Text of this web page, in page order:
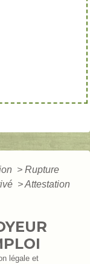
> Rupture
>Attestation
légale et